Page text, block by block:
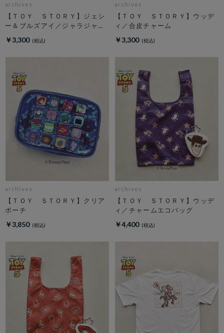
archives
【ＴＯＹ ＳＴＯＲＹ】ジェシ
ー＆ブルズアイ／ジャラジャラ
￥3,300
archives
【ＴＯＹ ＳＴＯＲＹ】ウッデ
ィ／合皮チャーム
￥3,300
archives
【ＴＯＹ ＳＴＯＲＹ】クリア
ポーチ
￥3,850
archives
【ＴＯＹ ＳＴＯＲＹ】ウッデ
ィ／チャームエコバッグ
￥4,400